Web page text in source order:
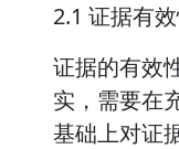
2.1 证据有
证据的有效
实，需要在
基础上对证